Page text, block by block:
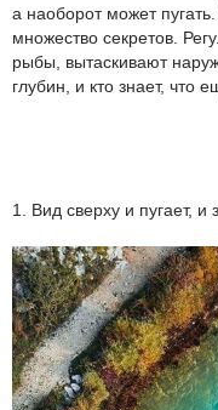
а наоборот может
множество секретов.
рыбы, вытаскивают
глубин, и кто знает, что
1. Вид сверху и пугает,